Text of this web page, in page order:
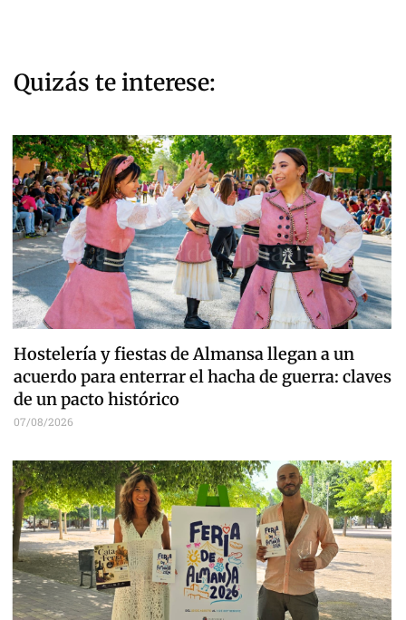
Quizás te interese:
Hostelería y fiestas de Almansa llegan a un
acuerdo para enterrar el hacha de guerra: claves
de un pacto histórico
07/08/2026